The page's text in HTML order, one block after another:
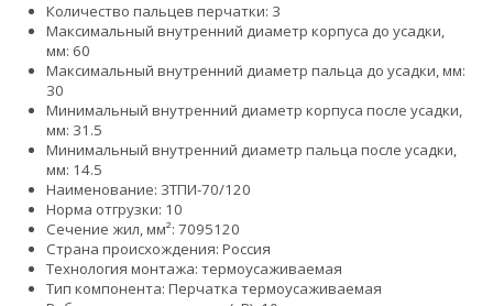
Количество пальцев перчатки: 3
Максимальный внутренний диаметр корпуса до усадки,
мм: 60
Максимальный внутренний диаметр пальца до усадки, мм:
30
Минимальный внутренний диаметр корпуса после усадки,
мм: 31.5
Минимальный внутренний диаметр пальца после усадки,
мм: 14.5
Наименование: 3ТПИ-70/120
Норма отгрузки: 10
Сечение жил, мм²: 7095120
Страна происхождения: Россия
Технология монтажа: термоусаживаемая
Тип компонента: Перчатка термоусаживаемая